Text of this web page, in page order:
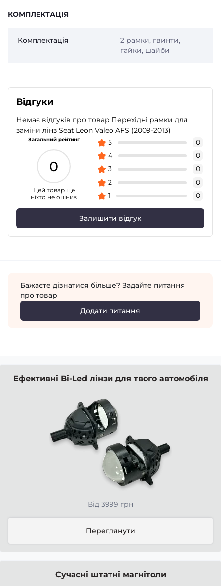
КОМПЛЕКТАЦІЯ
Комплектація
2 рамки, гвинти,
гайки, шайби
Відгуки
Немає відгуків про товар Перехідні рамки для
заміни лінз Seat Leon Valeo AFS (2009-2013)
Загальний рейтинг
0
Цей товар ще
ніхто не оцінив
5
0
4
0
3
0
2
0
1
0
Залишити відгук
Бажаєте дізнатися більше? Задайте питання
про товар
Додати питання
Ефективні Bi-Led лінзи для твого автомобіля
Від 3999 грн
Переглянути
Сучасні штатні магнітоли